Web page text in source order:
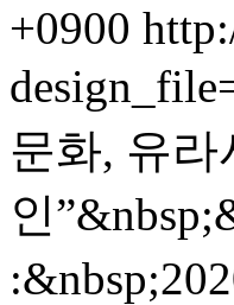
+0900
문화, 유
인